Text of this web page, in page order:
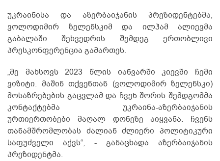
უკრაინისა და აზერბაიჯანის პრეზიდენტებმა,
ვოლოდიმირ ზელენსკიმ და ილჰამ ალიევმა
გაბალაში შეხვედრის შემდეგ ერთობლივი
პრესკონფერენცია გამართეს.
„მე მახსოვს 2023 წლის იანვარში კიევში ჩემი
ვიზიტი. მაშინ თქვენთან (ვოლოდიმირ ზელენსკი)
მოსაზრებების გაცვლამ და ჩვენ შორის შემდგომმა
კონტაქტებმა უკრაინა-აზერბაიჯანის
ურთიერთობები მაღალ დონეზე აიყვანა. ჩვენს
თანამშრომლობას ძალიან ძლიერი პოლიტიკური
საფუძველი აქვს“, - განაცხადა აზერბაიჯანის
პრეზიდენტმა.